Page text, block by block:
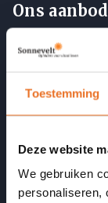
Toestemming
Deze website
We gebruiken
personaliseren,
Ons aanbod
Opleidingen
Incompany
Informatie